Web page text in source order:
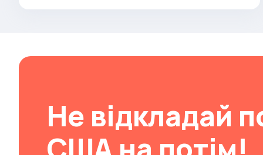
Bertone
Bitter
Borgward
Не відкладай